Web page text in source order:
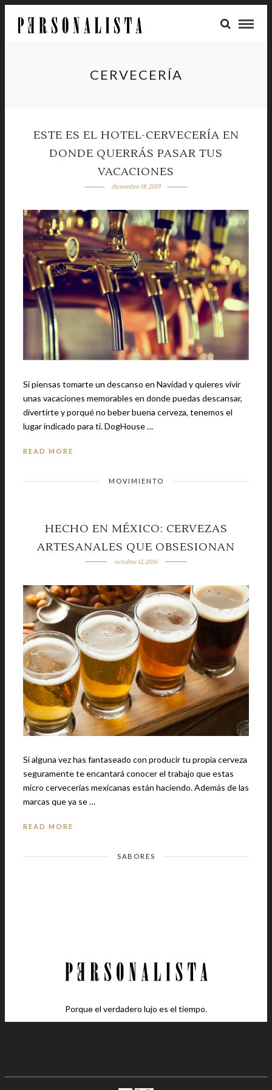
CERVECERÍA
ESTE ES EL HOTEL-CERVECERÍA EN
DONDE QUERRÁS PASAR TUS
VACACIONES
diciembre 18, 2019
Si piensas tomarte un descanso en Navidad y quieres vivir
unas vacaciones memorables en donde puedas descansar,
divertirte y porqué no beber buena cerveza, tenemos el
lugar indicado para ti. DogHouse …
READ MORE
MOVIMIENTO
HECHO EN MÉXICO: CERVEZAS
ARTESANALES QUE OBSESIONAN
octubre 12, 2016
Si alguna vez has fantaseado con producir tu propia cerveza
seguramente te encantará conocer el trabajo que estas
micro cervecerías mexicanas están haciendo. Además de las
marcas que ya se …
READ MORE
SABORES
Porque el verdadero lujo es el tiempo.